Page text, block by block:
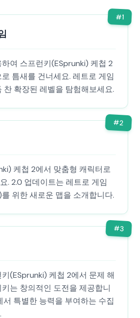
#1
여 스프런키(ESprunki) 케첩 2
틈새를 건너세요. 레트로 게임
찬 확장된 레벨을 탐험해보세요.
#2
케첩 2에서 맞춤형 캐릭터로
. 2.0 업데이트는 레트로 게임
위한 새로운 맵을 소개합니다.
#3
(ESprunki) 케첩 2에서 문제 해
는 창의적인 도전을 제공합니
서 특별한 능력을 부여하는 수집